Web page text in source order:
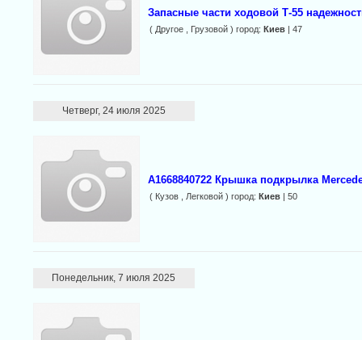
Запасные части ходовой Т-55
( Другое , Грузовой ) город: Киев| 47
Четверг, 24 июля 2025
A1668840722 Крышка подкрылка
( Кузов , Легковой ) город: Киев| 50
Понедельник, 7 июля 2025